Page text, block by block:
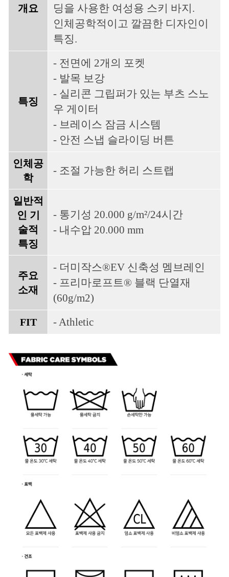
개요
딩을 사용한 여성용 스키 바지.
인체공학적이고 깔끔한 디자인이
특징.
특징
- 전면에 2개의 포켓
- 발목 보강
- 실리콘 그립퍼가 있는 부츠 스노
우 게이터
- 브레이스 잠금 시스템
- 안전 스냅 슬라이딩 버튼
인체공
학
- 조절 가능한 허리 스트랩
일반적
인 기
술적
특징
- 통기성 20.000 g/m²/24시간
- 내수압 20.000 mm
주요
소재
- 더미작스®EV 신축성 멤브레인
- 프리마로프트® 블랙 단열재
(60g/m2)
FIT - Athletic